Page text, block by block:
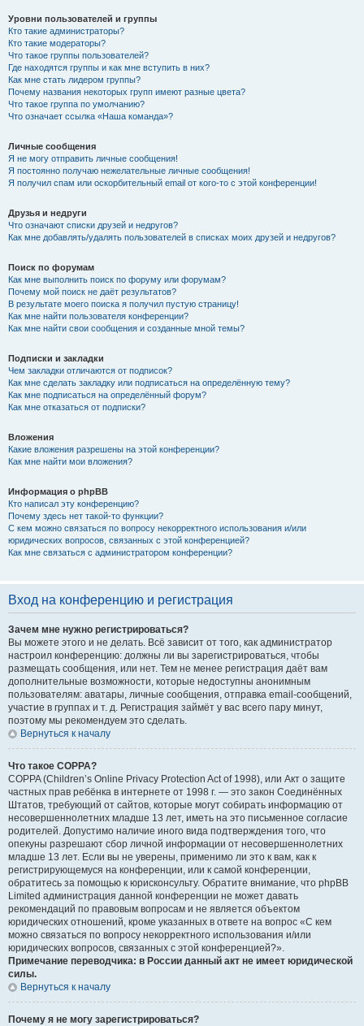
Уровни пользователей и группы
Кто такие администраторы?
Кто такие модераторы?
Что такое группы пользователей?
Где находятся группы и как мне вступить в них?
Как мне стать лидером группы?
Почему названия некоторых групп имеют разные цвета?
Что такое группа по умолчанию?
Что означает ссылка «Наша команда»?
Личные сообщения
Я не могу отправить личные сообщения!
Я постоянно получаю нежелательные личные сообщения!
Я получил спам или оскорбительный email от кого-то с этой конференции!
Друзья и недруги
Что означают списки друзей и недругов?
Как мне добавлять/удалять пользователей в списках моих друзей и недругов?
Поиск по форумам
Как мне выполнить поиск по форуму или форумам?
Почему мой поиск не даёт результатов?
В результате моего поиска я получил пустую страницу!
Как мне найти пользователя конференции?
Как мне найти свои сообщения и созданные мной темы?
Подписки и закладки
Чем закладки отличаются от подписок?
Как мне сделать закладку или подписаться на определённую тему?
Как мне подписаться на определённый форум?
Как мне отказаться от подписки?
Вложения
Какие вложения разрешены на этой конференции?
Как мне найти мои вложения?
Информация о phpBB
Кто написал эту конференцию?
Почему здесь нет такой-то функции?
С кем можно связаться по вопросу некорректного использования и/или
юридических вопросов, связанных с этой конференцией?
Как мне связаться с администратором конференции?
Вход на конференцию и регистрация
Зачем мне нужно регистрироваться?
Вы можете этого и не делать. Всё зависит от того, как администратор
настроил конференцию: должны ли вы зарегистрироваться, чтобы
размещать сообщения, или нет. Тем не менее регистрация даёт вам
дополнительные возможности, которые недоступны анонимным
пользователям: аватары, личные сообщения, отправка email-сообщений,
участие в группах и т. д. Регистрация займёт у вас всего пару минут,
поэтому мы рекомендуем это сделать.
Вернуться к началу
Что такое COPPA?
COPPA (Children’s Online Privacy Protection Act of 1998), или Акт о защите
частных прав ребёнка в интернете от 1998 г. — это закон Соединённых
Штатов, требующий от сайтов, которые могут собирать информацию от
несовершеннолетних младше 13 лет, иметь на это письменное согласие
родителей. Допустимо наличие иного вида подтверждения того, что
опекуны разрешают сбор личной информации от несовершеннолетних
младше 13 лет. Если вы не уверены, применимо ли это к вам, как к
регистрирующемуся на конференции, или к самой конференции,
обратитесь за помощью к юрисконсульту. Обратите внимание, что phpBB
Limited администрация данной конференции не может давать
рекомендаций по правовым вопросам и не является объектом
юридических отношений, кроме указанных в ответе на вопрос «С кем
можно связаться по вопросу некорректного использования и/или
юридических вопросов, связанных с этой конференцией?».
Примечание переводчика: в России данный акт не имеет юридической
силы.
Вернуться к началу
Почему я не могу зарегистрироваться?